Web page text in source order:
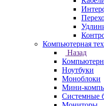
Компьютерная
Назад
Ноутбуки
Моноблоки
Мини-
Системные